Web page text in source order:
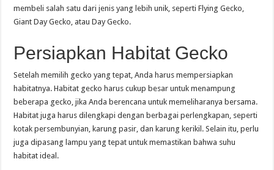
membeli salah satu dari jenis yang lebih unik, seperti Flying Gecko,
Giant Day Gecko, atau Day Gecko.
Persiapkan Habitat Gecko
Setelah memilih gecko yang tepat, Anda harus mempersiapkan
habitatnya. Habitat gecko harus cukup besar untuk menampung
beberapa gecko, jika Anda berencana untuk memeliharanya bersama.
Habitat juga harus dilengkapi dengan berbagai perlengkapan, seperti
kotak persembunyian, karung pasir, dan karung kerikil. Selain itu, perlu
juga dipasang lampu yang tepat untuk memastikan bahwa suhu
habitat ideal.